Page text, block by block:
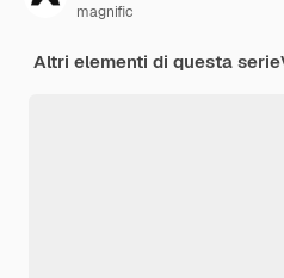
magnific
Altri elementi di questa serie